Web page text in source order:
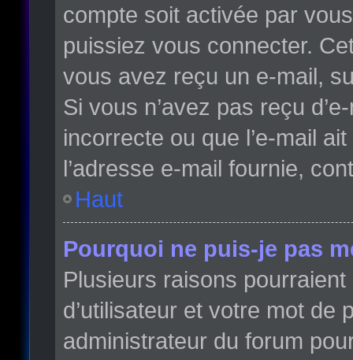
compte soit activée par
puissiez vous connecter.
vous avez reçu un e-mail,
Si vous n’avez pas reçu
incorrecte ou que l’e-mail
l’adresse e-mail fournie,
Haut
Pourquoi ne puis-je pas
Plusieurs raisons
d’utilisateur et votre mot de
administrateur du forum